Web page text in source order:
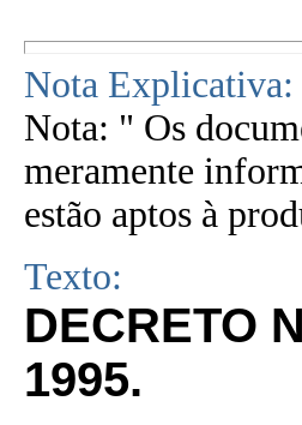
Nota Explicativa:
Nota: " Os
meramente
estão aptos à
Texto:
DECRETO
1995.